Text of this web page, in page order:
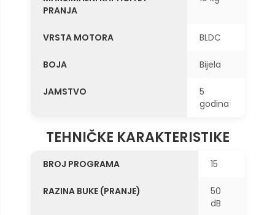
PRANJA
VRSTA MOTORA BLDC
BOJA Bijela
JAMSTVO
5
godina
TEHNIČKE KARAKTERISTIKE
BROJ PROGRAMA 15
RAZINA BUKE (PRANJE)
50
dB